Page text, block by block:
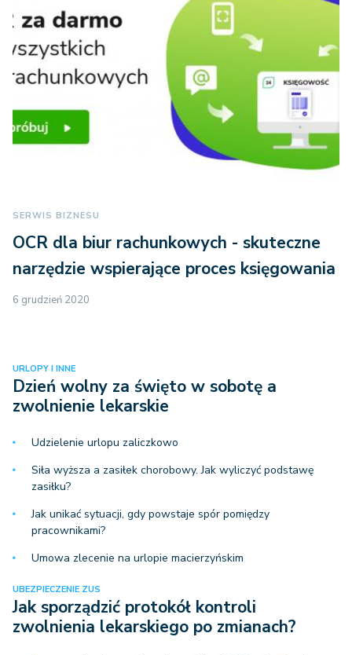
SERWIS BIZNESU
OCR dla biur rachunkowych - skuteczne
narzędzie wspierające proces księgowania
6 grudzień 2020
URLOPY I INNE
Dzień wolny za święto w sobotę a
zwolnienie lekarskie
Udzielenie urlopu zaliczkowo
Siła wyższa a zasiłek chorobowy. Jak wyliczyć podstawę
zasiłku?
Jak unikać sytuacji, gdy powstaje spór pomiędzy
pracownikami?
Umowa zlecenie na urlopie macierzyńskim
UBEZPIECZENIE ZUS
Jak sporządzić protokół kontroli
zwolnienia lekarskiego po zmianach?